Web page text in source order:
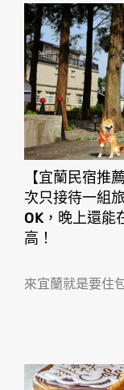
【宜蘭民宿推
次只接待一組
OK，晚上還能
高！
來宜蘭就是要住